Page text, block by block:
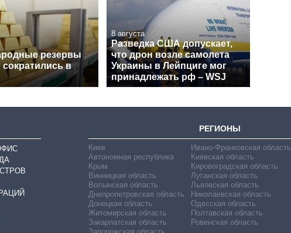
резервы
в
8 августа
Разведка США допускает,
что дрон возле самолета
Украины в Лейпциге мог
принадлежать рф – WSJ
РЕГИОНЫ
Киев
Автономная республика
Крым
Винницкая область
Волынская область
Днепропетровская область
Донецкая область
Житомирская область
Закарпатская область
Ивано-Франковская область
Киевская область
Кировоградская область
Луганская область
Львовская область
Николаевская область
Одесская область
Полтавская область
Ровенская область